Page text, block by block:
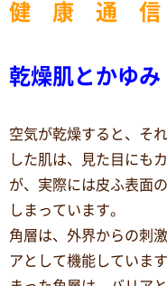
健 康 通 信
乾燥肌とかゆみ
空気が乾燥すると、そ
した肌は、見た目にも
が、実際には皮ふ表面
しまっています。
角層は、外界からの刺
アとして機能していま